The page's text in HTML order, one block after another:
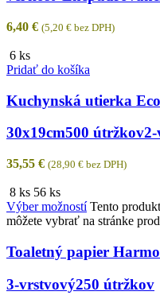
6,40 € (5,20 € bez DPH)
6 ks
Pridať do košíka
Kuchynská utierka
30x19cm500 útržkov
35,55 € (28,90 € bez DPH)
8 ks 56 ks
Výber možností Tento
môžete vybrať na stránke
Toaletný papier
3-vrstvový250 útržkov